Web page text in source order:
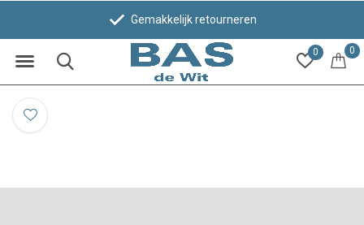
0 0
Gemakkelijk retourneren